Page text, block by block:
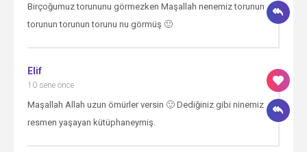
Birçoğumuz torununu görmezken Maşallah nenemiz torunun
torunun torunun torunu nu görmüş 🙂
Elif
10 sene önce
Maşallah Allah uzun ömürler versin 🙂 Dediğiniz gibi ninemiz
resmen yaşayan kütüphaneymiş.